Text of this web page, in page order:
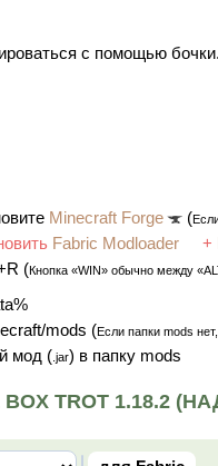
с помощью бочки.
Minecraft Forge (
Fabric Modloader +
(Кнопка «WIN» обычно между
mods (Если папки mods
мод ( .jar) в папку mods
TROT 1.18.2